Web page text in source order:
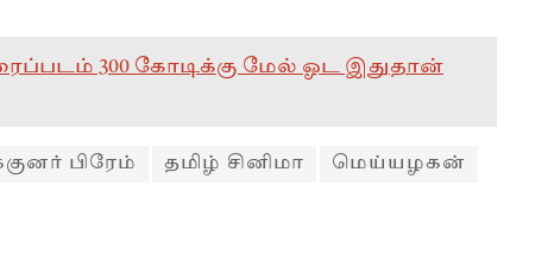
திரைப்படம் 300 கோடிக்கு மேல் ஓட இதுதான்
பிரேம் தமிழ் சினிமா மெய்யழகன்